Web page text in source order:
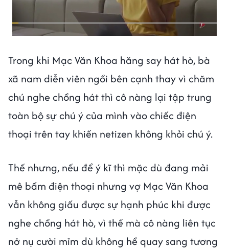
Trong khi Mạc Văn Khoa hăng say hát hò, bà
xã nam diễn viên ngồi bên cạnh thay vì chăm
chú nghe chồng hát thì cô nàng lại tập trung
toàn bộ sự chú ý của mình vào chiếc điện
thoại trên tay khiến netizen không khỏi chú ý.
Thế nhưng, nếu để ý kĩ thì mặc dù đang mải
mê bấm điện thoại nhưng vợ Mạc Văn Khoa
vẫn không giấu được sự hạnh phúc khi được
nghe chồng hát hò, vì thế mà cô nàng liên tục
nở nụ cười mỉm dù không hề quay sang tương